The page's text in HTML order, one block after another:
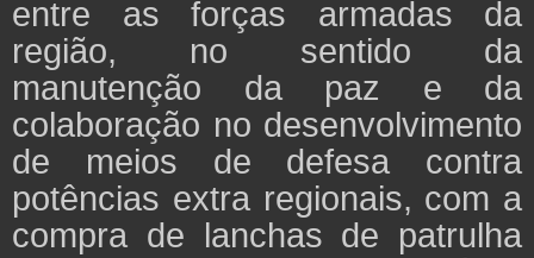
entre as forças armadas da
região, no sentido da
manutenção da paz e da
colaboração no desenvolvimento
de meios de defesa contra
potências extra regionais, com a
compra de lanchas de patrulha